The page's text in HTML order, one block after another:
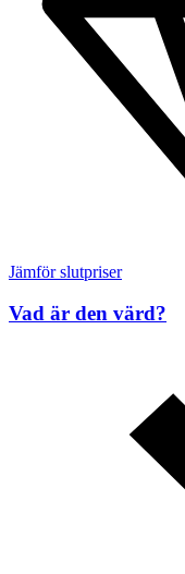
Jämför slutpriser
Vad är den värd?